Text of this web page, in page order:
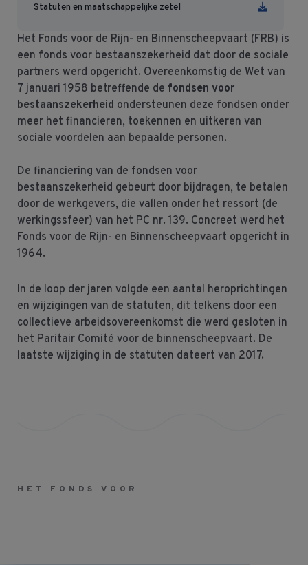
Statuten en maatschappelijke zetel
Het Fonds voor de Rijn- en Binnenscheepvaart (FRB) is
een fonds voor bestaanszekerheid dat door de sociale
partners werd opgericht. Overeenkomstig de Wet van
7 januari 1958 betreffende de fondsen voor
bestaanszekerheid ondersteunen deze fondsen onder
meer het financieren, toekennen en uitkeren van
sociale voordelen aan bepaalde personen.
De financiering van de fondsen voor
bestaanszekerheid gebeurt door bijdragen, te betalen
door de werkgevers, die vallen onder het ressort (de
werkingssfeer) van het PC nr. 139. Concreet werd het
Fonds voor de Rijn- en Binnenscheepvaart opgericht in
1964.
In de loop der jaren volgde een aantal heroprichtingen
en wijzigingen van de statuten, dit telkens door een
collectieve arbeidsovereenkomst die werd gesloten in
het Paritair Comité voor de binnenscheepvaart. De
laatste wijziging in de statuten dateert van 2017.
HET FONDS VOOR